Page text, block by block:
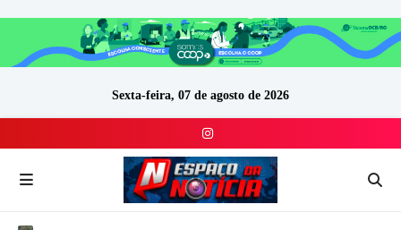
Sexta-feira, 07 de agosto de 2026